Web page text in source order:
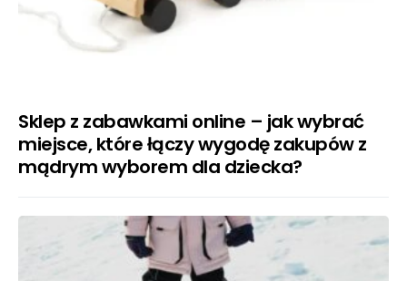
Sklep z zabawkami online – jak wybrać
miejsce, które łączy wygodę zakupów z
mądrym wyborem dla dziecka?